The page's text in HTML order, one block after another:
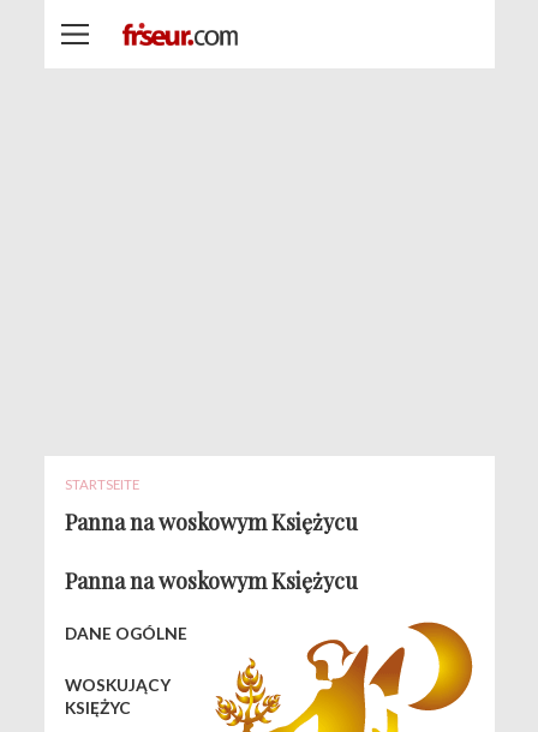
STARTSEITE
Panna na woskowym Księżycu
Panna na woskowym Księżycu
DANE OGÓLNE
WOSKUJĄCY
KSIĘŻYC